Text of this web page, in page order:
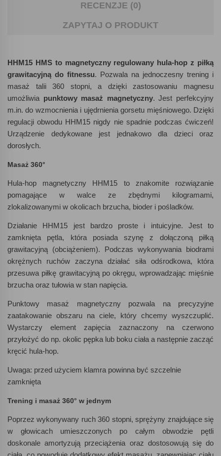
RECENZJE (0)
ZAPYTAJ O PRODUKT
HHM15 HMS to magnetyczny regulowany hula-hop z piłką
grawitacyjną do fitnessu. Pozwala na jednoczesny trening i
masaż talii 360 stopni, a dzięki zastosowaniu magnesu
umożliwia punktowy masaż magnetyczny. Jest perfekcyjny
m.in. do wzmocnienia i ujędrnienia gorsetu mięśniowego. Dzięki
regulacji obwodu HHM15 nigdy nie spadnie podczas ćwiczeń!
Urządzenie dedykowane jest jednakowo dla dzieci oraz
dorosłych.
Masaż 360°
Hula-hop magnetyczny HHM15 to znakomite rozwiązanie
pomagające w walce ze zbędnymi kilogramami,
zlokalizowanymi w okolicach brzucha, bioder i pośladków.
Działanie HHM15 jest bardzo proste i intuicyjne. Jest to
zamknięta pętla, która posiada szynę z dołączoną piłką
grawitacyjną (obciążeniem). Podczas wykonywania biodrami
okrężnych ruchów zaczyna działać siła odśrodkowa, która
przesuwa piłkę grawitacyjną po okręgu, wprowadzając mięśnie
brzucha oraz tułowia w stan napięcia.
Punktowy masaż magnetyczny pozwala na precyzyjne
zaatakowanie obszaru na ciele, który chcemy wyszczuplić.
Wystarczy element zapięcia zaznaczony na czerwono
przyłożyć do np. okolic pępka lub boku ciała a następnie zacząć
kręcić hula-hop.
Uwaga: przed użyciem klamra powinna być szczelnie
zamknięta
Trening i masaż 360° w jednym
Poprzez wykonywany ruch 360 stopni, sprężyny znajdujące się
w głowicach umieszczonych po całym obwodzie pętli
doskonale amortyzują przeciążenia oraz dostosowują się do